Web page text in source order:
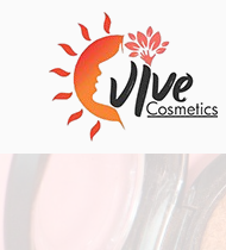
content
Post
navigation